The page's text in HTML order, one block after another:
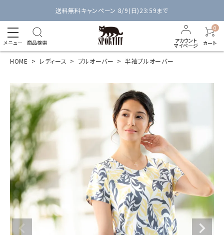
送料無料キャンペーン 8/9(日)23:59まで
メニュー 商品検索 アカウント
マイページ
0
カート
HOME レディース プルオーバー 半袖プルオーバー